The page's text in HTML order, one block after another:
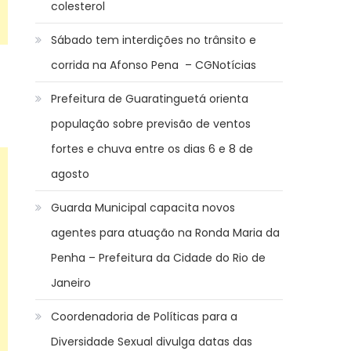
colesterol
Sábado tem interdições no trânsito e
corrida na Afonso Pena – CGNotícias
Prefeitura de Guaratinguetá orienta
população sobre previsão de ventos
fortes e chuva entre os dias 6 e 8 de
agosto
Guarda Municipal capacita novos
agentes para atuação na Ronda Maria da
Penha – Prefeitura da Cidade do Rio de
Janeiro
Coordenadoria de Políticas para a
Diversidade Sexual divulga datas das